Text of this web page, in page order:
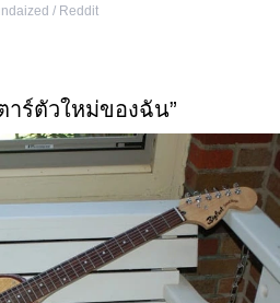
/ Reddit
าร์ตัวใหม่ของฉัน”